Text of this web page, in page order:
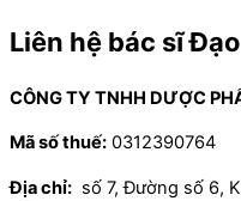
Liên hệ bác sĩ Đạo
CÔNG TY TNHH DƯỢC
Mã số thuế: 0312390764
Địa chỉ: số 7, Đường số 6,